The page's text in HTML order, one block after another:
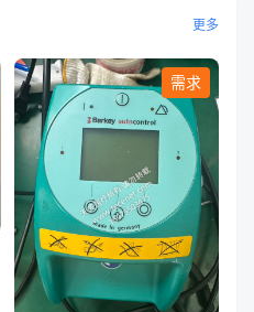
更多
需求